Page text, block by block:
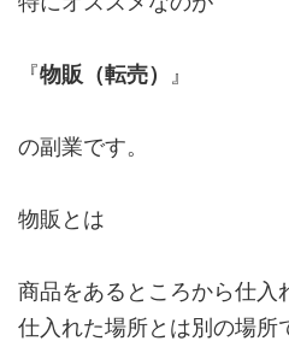
『物販（転売） 』
の副業です。
物販とは
商品をあるところから仕入
仕入れた場所とは別の場所